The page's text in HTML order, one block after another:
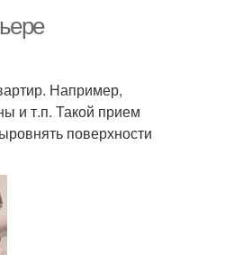
Например,
и т.п. Такой прием
поверхности